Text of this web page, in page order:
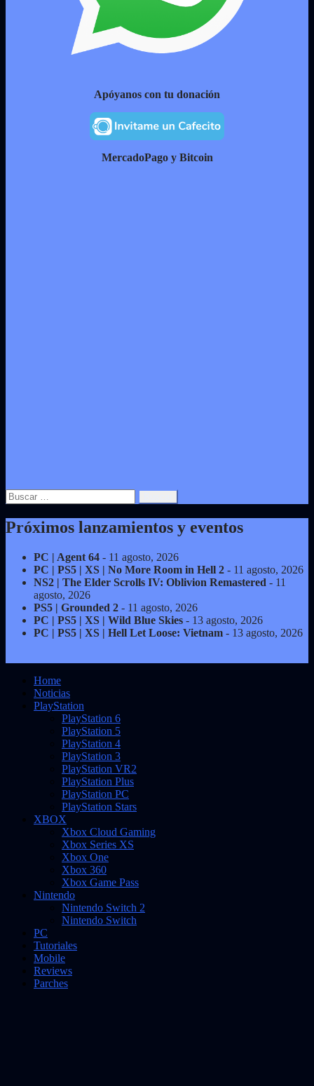
Apóyanos con tu donación
MercadoPago y Bitcoin
Buscar:
Próximos lanzamientos y eventos
PC | Agent 64 - 11 agosto, 2026
PC | PS5 | XS | No More Room in Hell 2 - 11 agosto, 2026
NS2 | The Elder Scrolls IV: Oblivion Remastered - 11
agosto, 2026
PS5 | Grounded 2 - 11 agosto, 2026
PC | PS5 | XS | Wild Blue Skies - 13 agosto, 2026
PC | PS5 | XS | Hell Let Loose: Vietnam - 13 agosto, 2026
Home
Noticias
PlayStation
PlayStation 6
PlayStation 5
PlayStation 4
PlayStation 3
PlayStation VR2
PlayStation Plus
PlayStation PC
PlayStation Stars
XBOX
Xbox Cloud Gaming
Xbox Series XS
Xbox One
Xbox 360
Xbox Game Pass
Nintendo
Nintendo Switch 2
Nintendo Switch
PC
Tutoriales
Mobile
Reviews
Parches